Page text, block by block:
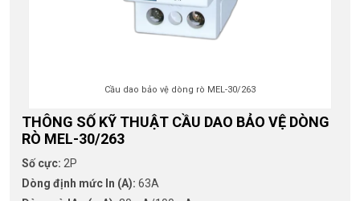
Cầu dao bảo vệ dòng rò MEL-30/263
THÔNG SỐ KỸ THUẬT CẦU DAO BẢO VỆ DÒNG
RÒ MEL-30/263
Số cực: 2P
Dòng định mức In (A): 63A